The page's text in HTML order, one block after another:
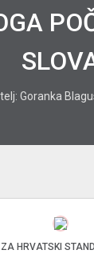
Goranka
HRVATSKI